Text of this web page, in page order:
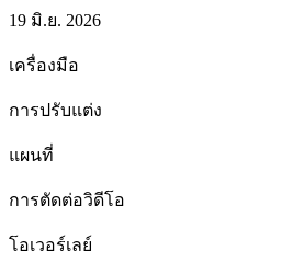
19 มิ.ย. 2026
เครื่องมือ
การปรับแต่ง
แผนที่
การตัดต่อวิดีโอ
โอเวอร์เลย์